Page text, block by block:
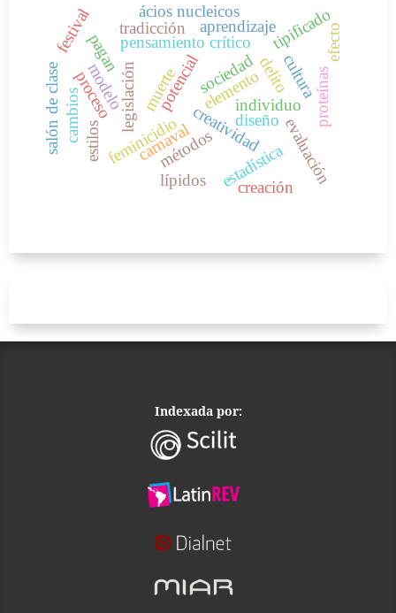
elemento
creatividadindividuo
sociedad
pensamiento crítico
potencial
métodos
feminicidio
delito
legislación
tipificado
estadística
muerte
evaluación
modelo
proceso
cambios estilos
aprendizaje
carnaval
pagan cultura
festival tradicción
salón de clase
lípidos
proteínas
ácios nucleicos
efecto
diseño
creación
Indexada por: